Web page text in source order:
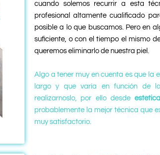
cuando solemos recurrir a esta
profesional altamente cualificado
posible a lo que buscamos. Pero en
suficiente, o con el tiempo el mismo
queremos eliminarlo de nuestra piel.
Algo a tener muy en cuenta es que la
largo y que varía en función de
realizarnoslo, por ello desde
probablemente la mejor técnica que
muy satisfactorio.